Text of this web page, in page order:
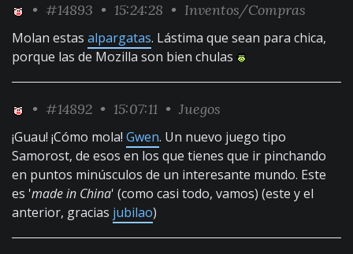
• #14893 • 15:24:28 • Inventos/Compras
Molan estas alpargatas. Lástima que sean para chica,
porque las de Mozilla son bien chulas
• #14892 • 15:07:11 • Juegos
¡Guau! ¡Cómo mola! Gwen. Un nuevo juego tipo
Samorost, de esos en los que tienes que ir pinchando
en puntos minúsculos de un interesante mundo. Este
es 'made in China' (como casi todo, vamos) (este y el
anterior, gracias jubilao)